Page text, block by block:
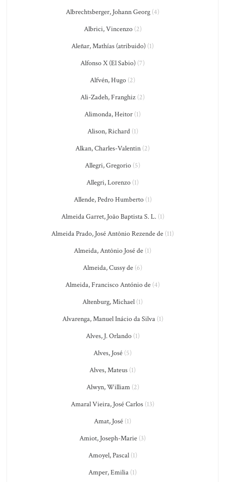
Albrechtsberger, Johann Georg (4)
Albrici, Vincenzo(2)
Aleñar, Mathías (atribuido) (1)
Alfonso X (El Sabio) (7)
Alfvén, Hugo (2)
Ali-Zadeh, Franghiz (2)
Alimonda, Heitor (1)
Alison, Richard(1)
Alkan, Charles-Valentin (2)
Allegri, Gregorio (5)
Allegri, Lorenzo (1)
Allende, Pedro Humberto(1)
Almeida Garret, João Baptista S. L.(1)
Almeida Prado, José Antônio Rezende de (11)
Almeida, Antônio José de (1)
Almeida, Cussy de (6)
Almeida, Francisco António de (4)
Altenburg, Michael (1)
Alvarenga, Manuel Inácio da Silva(1)
Alves, J. Orlando(1)
Alves, José (5)
Alves, Mateus (1)
Alwyn, William(2)
Amaral Vieira, José Carlos (13)
Amat, José (1)
Amiot, Joseph-Marie (3)
Amoyel, Pascal(1)
Amper, Emilia (1)